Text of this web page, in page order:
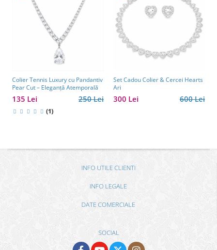
Colier Tennis Luxury cu Pandantiv
Pear Cut – Eleganță Atemporală
250 Lei
135 Lei
(1)
Set Cadou Colier & Cercei Hearts
Ari
600 Lei
300 Lei
INFO UTILE CLIENTI
INFO LEGALE
DATE COMERCIALE
SOCIAL